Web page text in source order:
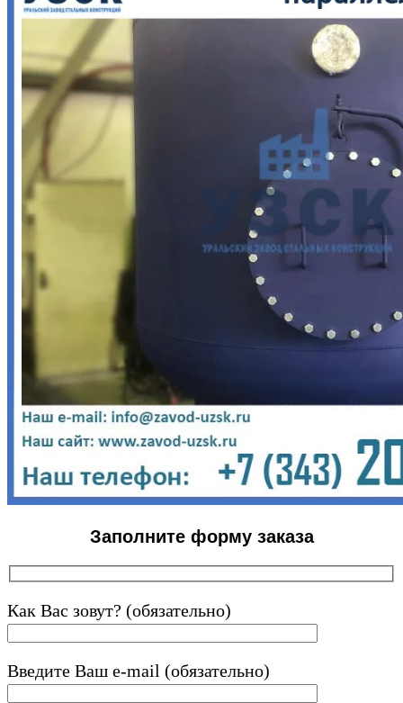
Заполните форму заказа
Как Вас зовут? (обязательно)
Введите Ваш e-mail (обязательно)